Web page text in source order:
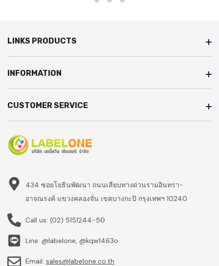
LINKS PRODUCTS
INFORMATION
CUSTOMER SERVICE
434 ซอยโยธินพัฒนา ถนนเลียบทางด่วนรามอินทรา-
อาจณรงค์ แขวงคลองจั่น เขตบางกะปิ กรุงเทพฯ 10240
Call us: (02) 5151244-50
Line: @labelone, @kqw1463o
Email: sales@labelone.co.th